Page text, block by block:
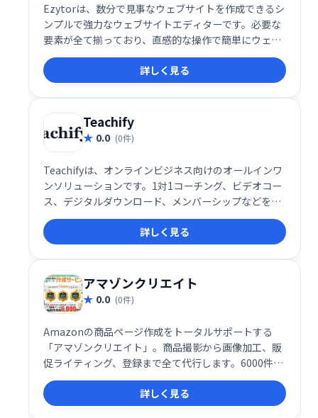
Ezytorは、数分で見事なウェブサイトを作成できるシ
ンプルで強力なウェブサイトエディターです。必要な
要素が全て揃っており、直感的な操作で簡単にウェブ
サイトを構築できます。初心者でもプロ並みのウェブ
サイト作成が可能になります。今すぐEzytorで、あな
たの理想のウェブサイトを手に入れましょう！
詳しく見る
Teachify
0.0 (0件)
Teachifyは、オンラインビジネス向けのオールインワ
ンソリューションです。1対1コーチング、ビデオコー
ス、デジタルダウンロード、メンバーシップなどを、
簡単に管理・販売できます。堅牢で洗練されたシステ
ムを、手頃な価格で提供。あなたの才能を収益化し、
ビジネスを成長させましょう！
詳しく見る
アマゾンクリエイト
0.0 (0件)
Amazonの商品ページ作成をトータルサポートする
「アマゾンクリエイト」。商品撮影から画像加工、販
促ライティング、登録まで全て代行します。6000件以
上の制作実績で、Amazonでの販売を強力に支援しま
す。売上アップを目指すなら、ぜひご相談ください！
詳しく見る